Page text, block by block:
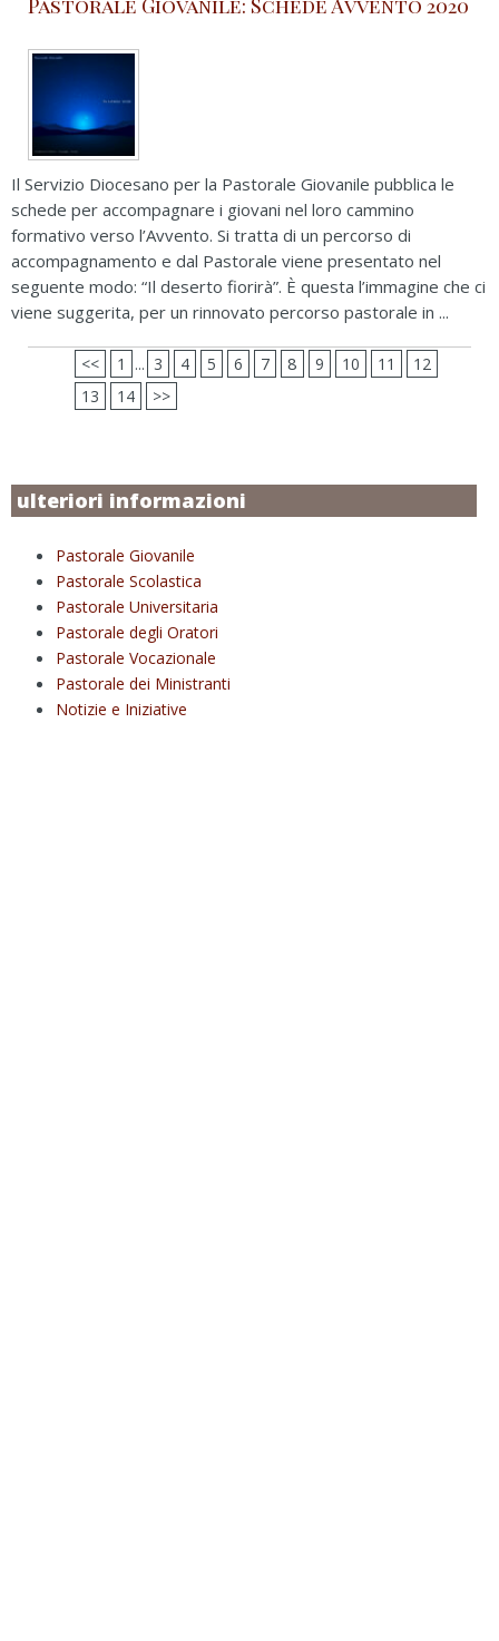
Il Servizio Diocesano per la Pastorale Giovanile pubblica le
schede per accompagnare i giovani nel loro cammino
formativo verso l’Avvento. Si tratta di un percorso di
accompagnamento e dal Pastorale viene presentato nel
seguente modo: “Il deserto fiorirà”. È questa l’immagine che ci
viene suggerita, per un rinnovato percorso pastorale in ...
<< 1 ... 3 4 5 6 7 8 9 10 11
12
13
14 >>
ulteriori informazioni
Pastorale Giovanile
Pastorale Scolastica
Pastorale Universitaria
Pastorale degli Oratori
Pastorale Vocazionale
Pastorale dei Ministranti
Notizie e Iniziative